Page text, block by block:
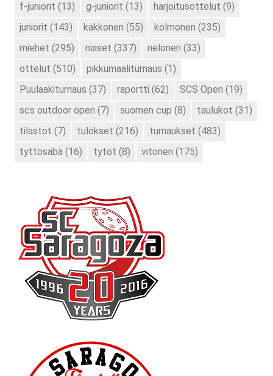
f-juniorit (13) g-juniorit (13) harjoitusottelut (9)
juniorit (143) kakkonen (55) kolmonen (235)
miehet (295) naiset (337) nelonen (33)
ottelut (510) pikkumaaliturnaus (1)
Puulaakiturnaus (37) raportti (62) SCS Open (19)
scs outdoor open (7) suomen cup (8) taulukot (31)
tilastot (7) tulokset (216) turnaukset (483)
tyttösäbä (16) tytöt (8) vitonen (175)